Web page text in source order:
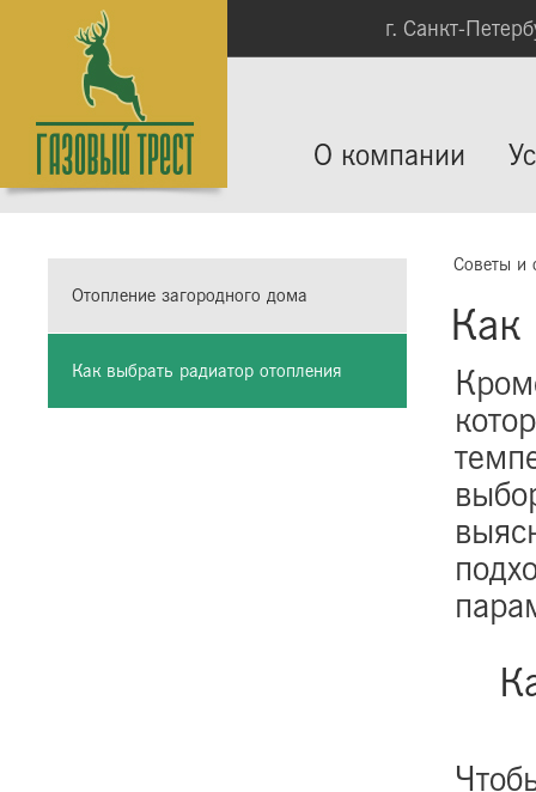
г. Санкт-
О компании
Отопление загородного дома
Как выбрать радиатор отопления
Советы и
Как